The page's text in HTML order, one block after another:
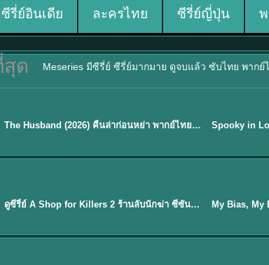
ซีรี่ย์อินเดีย ละครไทย ซีรี่ย์ญี่ปุ่น
ด Meseries มีซีรี่ย์ ซีรี่ย์มากมาย ดูจบแล้ว ซับไทย พากย์
★8 The Husband (2026) คืนล่าก่อนหย่า พากย์ไทย EP1-12 (จบ)
★8 EP.16ดูซีรี่ย์ A Shop for Killers 2 ร้านลับนักฆ่า ซีซัน 2 (2026) ซับไทย-พากย์ไทย